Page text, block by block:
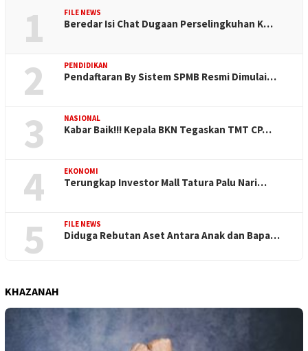
1 FILE NEWS
Beredar Isi Chat Dugaan Perselingkuhan K…
2 PENDIDIKAN
Pendaftaran By Sistem SPMB Resmi Dimulai…
3 NASIONAL
Kabar Baik!!! Kepala BKN Tegaskan TMT CP…
4 EKONOMI
Terungkap Investor Mall Tatura Palu Nari…
5 FILE NEWS
Diduga Rebutan Aset Antara Anak dan Bapa…
KHAZANAH